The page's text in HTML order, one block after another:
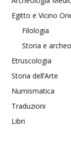
Egitto e Vicino
Filologia
Storia e
Etruscologia
Storia dell’Arte
Numismatica
Traduzioni
Libri